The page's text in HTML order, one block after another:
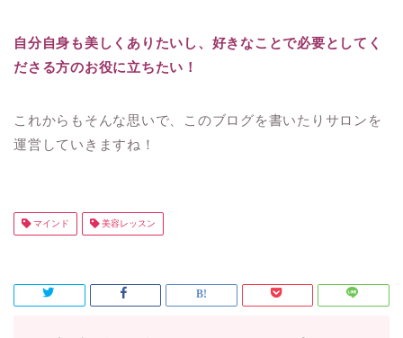
自分自身も美しくありたいし、好きなことで必要としてく
ださる方のお役に立ちたい！
これからもそんな思いで、このブログを書いたりサロンを
運営していきますね！
マインド 美容レッスン